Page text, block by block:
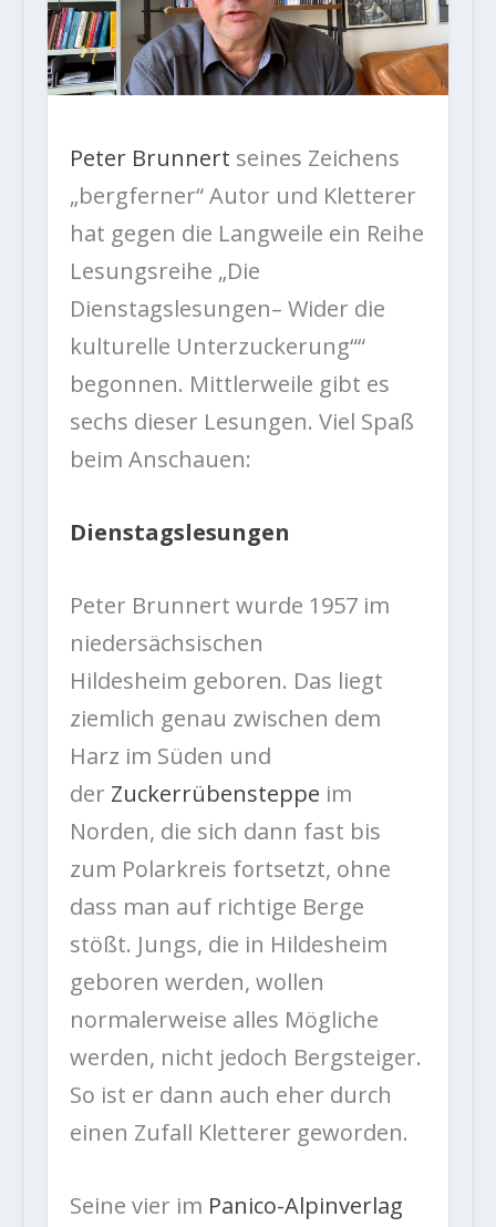
Peter Brunnert seines Zeichens
„bergferner“ Autor und Kletterer
hat gegen die Langweile ein Reihe
Lesungsreihe „Die
Dienstagslesungen– Wider die
kulturelle Unterzuckerung““
begonnen. Mittlerweile gibt es
sechs dieser Lesungen. Viel Spaß
beim Anschauen:
Dienstagslesungen
Peter Brunnert wurde 1957 im
niedersächsischen
Hildesheim geboren. Das liegt
ziemlich genau zwischen dem
Harz im Süden und
der Zuckerrübensteppe im
Norden, die sich dann fast bis
zum Polarkreis fortsetzt, ohne
dass man auf richtige Berge
stößt. Jungs, die in Hildesheim
geboren werden, wollen
normalerweise alles Mögliche
werden, nicht jedoch Bergsteiger.
So ist er dann auch eher durch
einen Zufall Kletterer geworden.
Seine vier im Panico-Alpinverlag